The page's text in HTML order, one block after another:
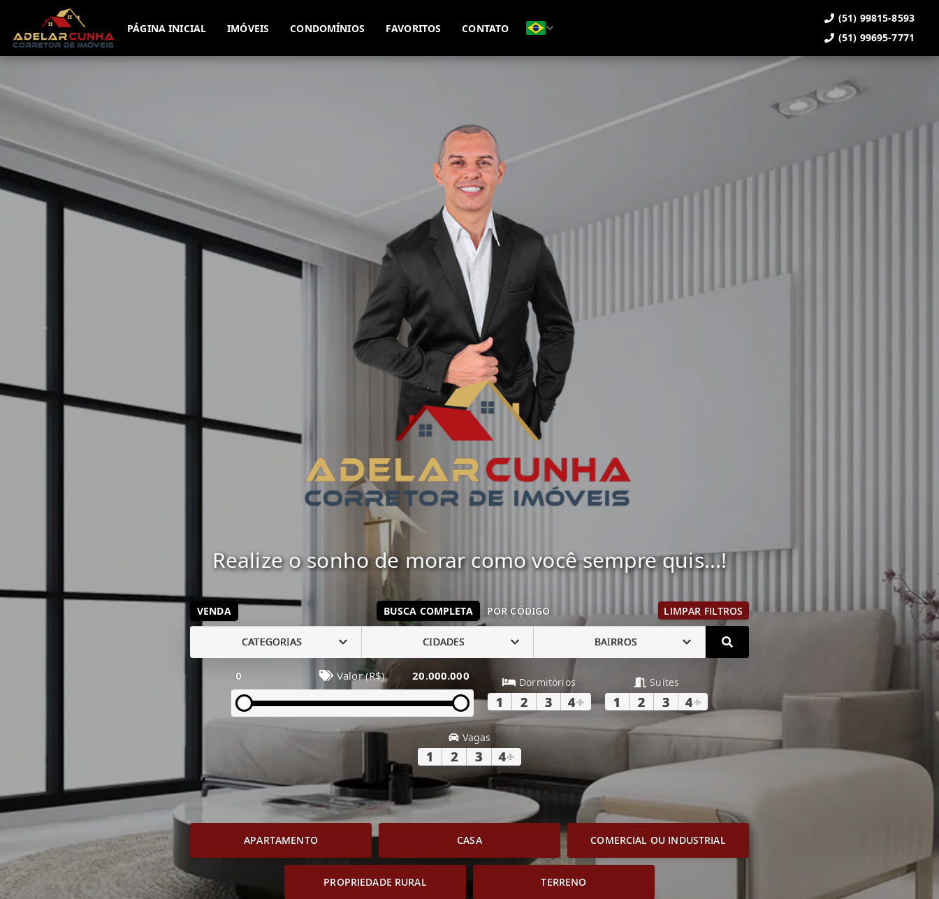
(51) 99815-8593 (51) 99695-7771
PÁGINA INICIAL IMÓVEIS CONDOMÍNIOS FAVORITOS CONTATO
(51) 99815-8593
(51) 99695-7771
Realize o sonho de morar como você sempre quis...!
VENDA BUSCA COMPLETA POR CÓDIGO LIMPAR FILTROS
CATEGORIAS CIDADES BAIRROS
0 Valor (R$) 20.000.000 Dormitórios
1 2 3 4+
Suítes
1 2 3 4+
Vagas
1 2 3 4+
APARTAMENTO CASA COMERCIAL OU INDUSTRIAL
PROPRIEDADE RURAL TERRENO